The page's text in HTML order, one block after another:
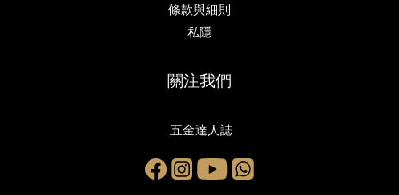
條款與細則
私隱
關注我們
五金達人誌